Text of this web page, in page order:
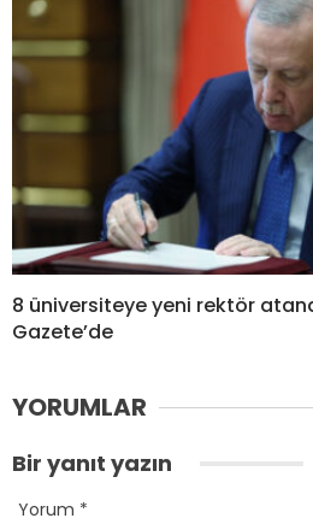
8 üniversiteye yeni rektör
Gazete’de
YORUMLAR
Bir yanıt yazın
Yorum *